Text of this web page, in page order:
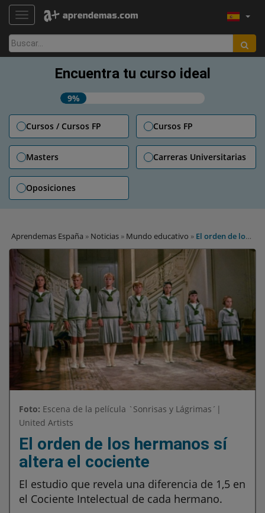
TOGGLE NAVIGATION
Buscar:
Encuentra tu curso ideal
9%
Cursos / Cursos FP Cursos FP
Masters Carreras Universitarias
Oposiciones
Aprendemas España » Noticias » Mundo educativo » El orden de los
hermanos sí altera el cociente
Foto: Escena de la película `Sonrisas y Lágrimas´|
United Artists
El orden de los hermanos sí
altera el cociente
El estudio que revela una diferencia de 1,5 en
el Cociente Intelectual de cada hermano.